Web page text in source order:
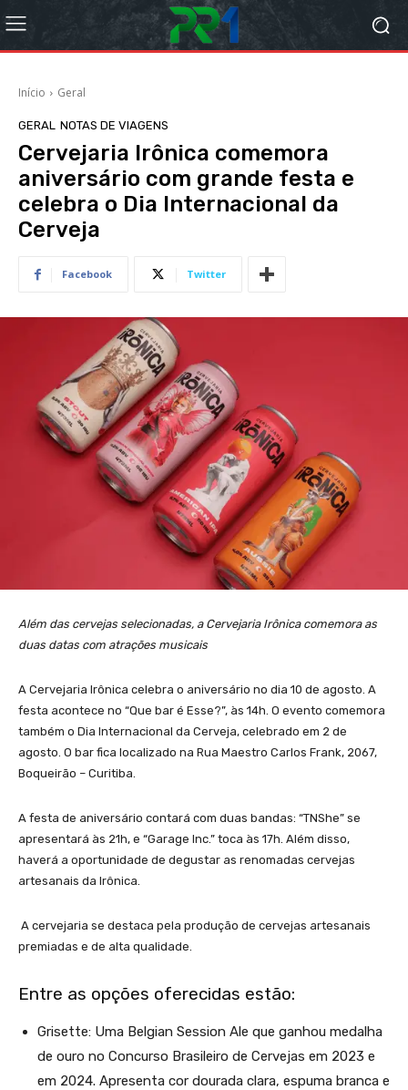
Início Geral
GERAL NOTAS DE VIAGENS
Cervejaria Irônica comemora
aniversário com grande festa e
celebra o Dia Internacional da
Cerveja
Facebook Twitter
Além das cervejas selecionadas, a Cervejaria Irônica comemora as
duas datas com atrações musicais
A Cervejaria Irônica celebra o aniversário no dia 10 de agosto. A
festa acontece no “Que bar é Esse?”, às 14h. O evento comemora
também o Dia Internacional da Cerveja, celebrado em 2 de
agosto. O bar fica localizado na Rua Maestro Carlos Frank, 2067,
Boqueirão – Curitiba.
A festa de aniversário contará com duas bandas: “TNShe” se
apresentará às 21h, e “Garage Inc.” toca às 17h. Além disso,
haverá a oportunidade de degustar as renomadas cervejas
artesanais da Irônica.
A cervejaria se destaca pela produção de cervejas artesanais
premiadas e de alta qualidade.
Entre as opções oferecidas estão:
Grisette: Uma Belgian Session Ale que ganhou medalha
de ouro no Concurso Brasileiro de Cervejas em 2023 e
em 2024. Apresenta cor dourada clara, espuma branca e